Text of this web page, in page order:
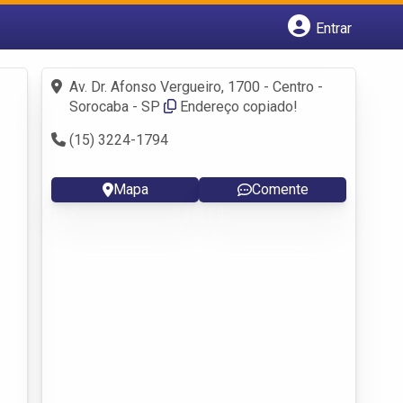
Entrar
Fazer login
Criar conta
Av. Dr. Afonso Vergueiro, 1700 - Centro -
Sorocaba - SP
Endereço copiado!
(15) 3224-1794
Mapa Comente